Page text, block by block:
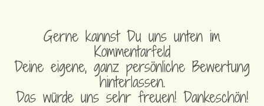
Gerne kannst Du uns unten im
Kommentarfeld
Deine eigene, ganz persönliche Bewertung
hinterlassen.
Das würde uns sehr freuen! Dankeschön!